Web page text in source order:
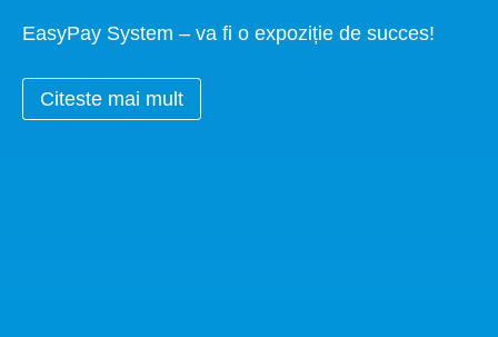
EasyPay System – va fi o expoziție de succes!
Citeste mai mult